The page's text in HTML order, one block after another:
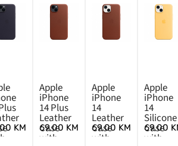
KM
Apple
iPhone
14 Plus
Leather
Case
with
69,00 KM
Apple
iPhone
14
Leather
Case
with
69,00 KM
Apple
iPhone
14
Silicone
Case
with
69,00